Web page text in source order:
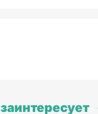
заинтересует